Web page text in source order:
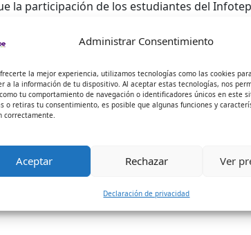
Administrar Consentimiento
la mejor experiencia, utilizamos tecnologías como las cookies
a la información de tu dispositivo. Al aceptar estas tecnologías, nos
tu comportamiento de navegación o identificadores únicos en este
o retiras tu consentimiento, es posible que algunas funciones y
correctamente.
Aceptar Rechazar Ver
Declaración de privacidad
la participación de los estudiantes del
de globalización cultural e identidad
su apoyo para el viaje del grupo
del folclor cienaguero y caribeño para
afianza de esta manera su compromiso
estudiantes en este tipo de encuentros